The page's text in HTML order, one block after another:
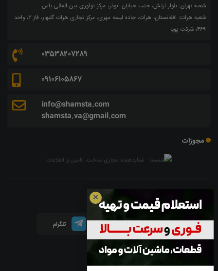
شعبه تهران: بلوار ارتش، جنب خیابان ابوذر، مرکز نوآوری بین المللی یاس
شعبه هرات: افغانستان، هرات، جاده لیسه مهری، مرکز تجاری هرات گلبهار، فاز ۲، واحد
۴۶۹، شرکت پویا
03538207289
09106105867
info@shamsta.com
shamsta.va@gmail.com
مجوزات
شبکه های اجتماعی
لینکدین تلگرام
آپارات
✕